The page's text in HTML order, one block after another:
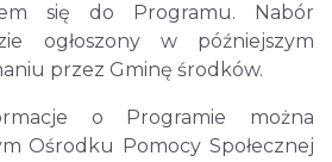
się do Programu. Nabór
ogłoszony w późniejszym
przez Gminę środków.
o Programie można
Ośrodku Pomocy Społecznej